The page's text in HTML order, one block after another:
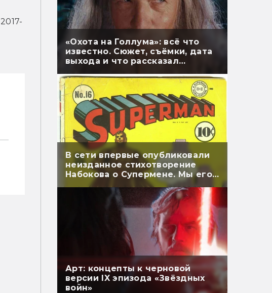
«Охота на Голлума»: всё что
известно. Сюжет, съёмки, дата
выхода и что рассказал
В сети впервые опубликовали
неизданное стихотворение
Набокова о Супермене. Мы его
перевели
Арт: концепты к черновой
версии IX эпизода «Звёздных
войн»